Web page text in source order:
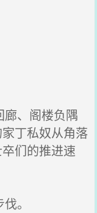
、阁楼负隅
丁私奴从角落
们的推进速
。